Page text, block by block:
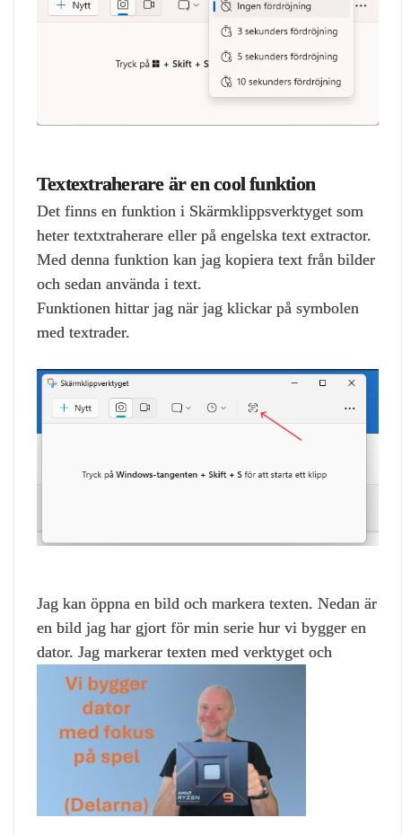
Textextraherare är en cool funktion
Det finns en funktion i Skärmklippsverktyget som
heter textxtraherare eller på engelska text extractor.
Med denna funktion kan jag kopiera text från bilder
och sedan använda i text.
Funktionen hittar jag när jag klickar på symbolen
med textrader.
Jag kan öppna en bild och markera texten. Nedan är
en bild jag har gjort för min serie hur vi bygger en
dator. Jag markerar texten med verktyget och